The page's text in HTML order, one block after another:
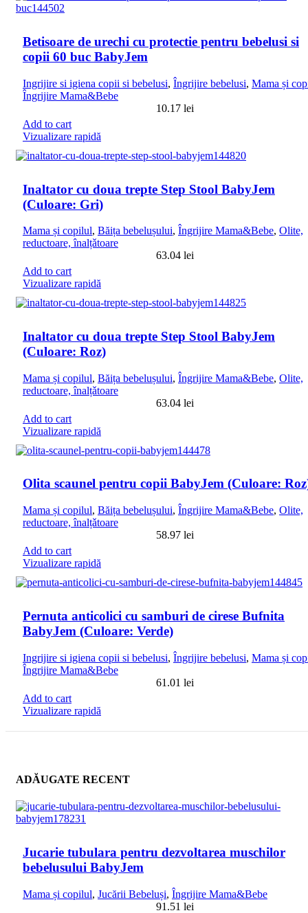
Betisoare de urechi cu protectie pentru bebelusi si
copii 60 buc BabyJem
Ingrijire si igiena copii si bebelusi, Îngrijire bebelusi, Mama și
Îngrijire Mama&Bebe
10.17 lei
Add to cart
Vizualizare rapidă
Inaltator cu doua trepte Step Stool BabyJem
(Culoare: Gri)
Mama și copilul, Băița bebelușului, Îngrijire Mama&Bebe, Olite,
reductoare, înalțǎtoare
63.04 lei
Add to cart
Vizualizare rapidă
Inaltator cu doua trepte Step Stool BabyJem
(Culoare: Roz)
Mama și copilul, Băița bebelușului, Îngrijire Mama&Bebe, Olite,
reductoare, înalțǎtoare
63.04 lei
Add to cart
Vizualizare rapidă
Olita scaunel pentru copii BabyJem (Culoare:
Mama și copilul, Băița bebelușului, Îngrijire Mama&Bebe, Olite,
reductoare, înalțǎtoare
58.97 lei
Add to cart
Vizualizare rapidă
Pernuta anticolici cu samburi de cirese Bufnita
BabyJem (Culoare: Verde)
Ingrijire si igiena copii si bebelusi, Îngrijire bebelusi, Mama și
Îngrijire Mama&Bebe
61.01 lei
Add to cart
Vizualizare rapidă
ADĂUGATE RECENT
Jucarie tubulara pentru dezvoltarea muschilor
bebelusului BabyJem
Mama și copilul, Jucării Bebeluși, Îngrijire Mama&Bebe
91.51 lei